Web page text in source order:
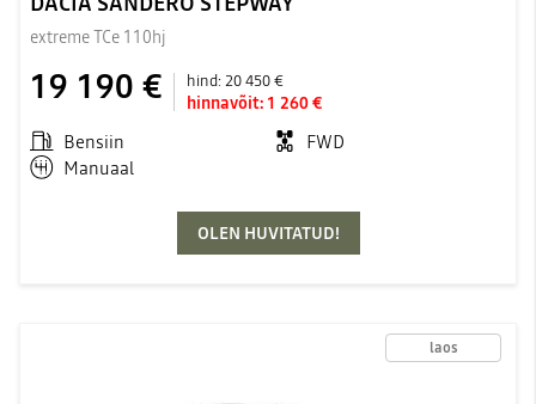
extreme TCe 110hj
19 190 € hind:20 450 €
hinnavõit: 1 260 €
Bensiin
FWD
Manuaal
OLEN HUVITATUD!
laos